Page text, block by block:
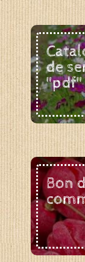
de
"pdf"
Bon